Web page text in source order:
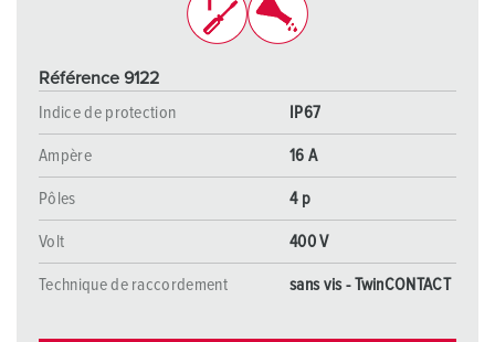
Référence 9122
Indice de protection
IP67
Ampère 16 A
Pôles 4 p
Volt 400 V
Technique de raccordement sans vis - TwinCONTACT